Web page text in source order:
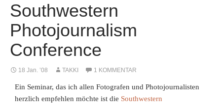
Southwestern
Photojournalism
Conference
18 Jan. ’08 TAKKI 1 KOMMENTAR
Ein Seminar, das ich allen Fotografen und Photojournalisten
herzlich empfehlen möchte ist die Southwestern